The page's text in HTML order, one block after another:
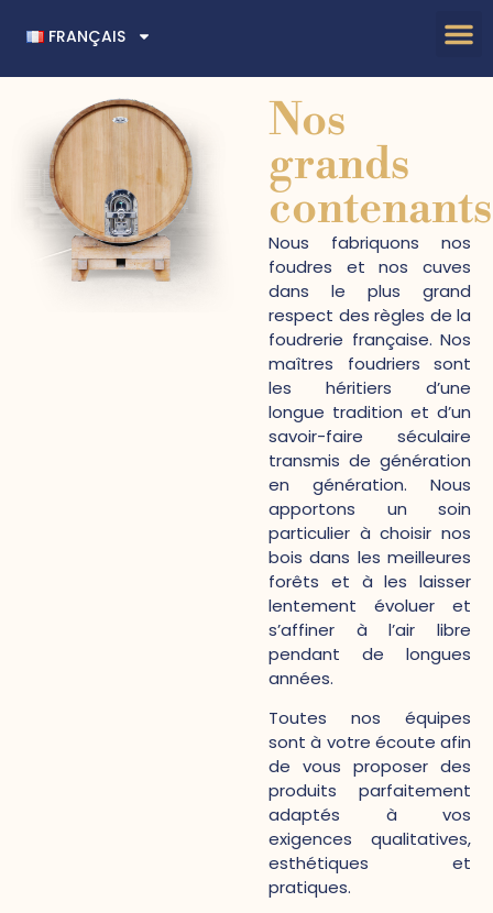
FRANÇAIS
Nos
grands
contenants
Nous fabriquons nos
foudres et nos cuves
dans le plus grand
respect des règles de la
foudrerie française. Nos
maîtres foudriers sont
les héritiers d’une
longue tradition et d’un
savoir-faire séculaire
transmis de génération
en génération. Nous
apportons un soin
particulier à choisir nos
bois dans les meilleures
forêts et à les laisser
lentement évoluer et
s’affiner à l’air libre
pendant de longues
années.
Toutes nos équipes
sont à votre écoute afin
de vous proposer des
produits parfaitement
adaptés à vos
exigences qualitatives,
esthétiques et
pratiques.